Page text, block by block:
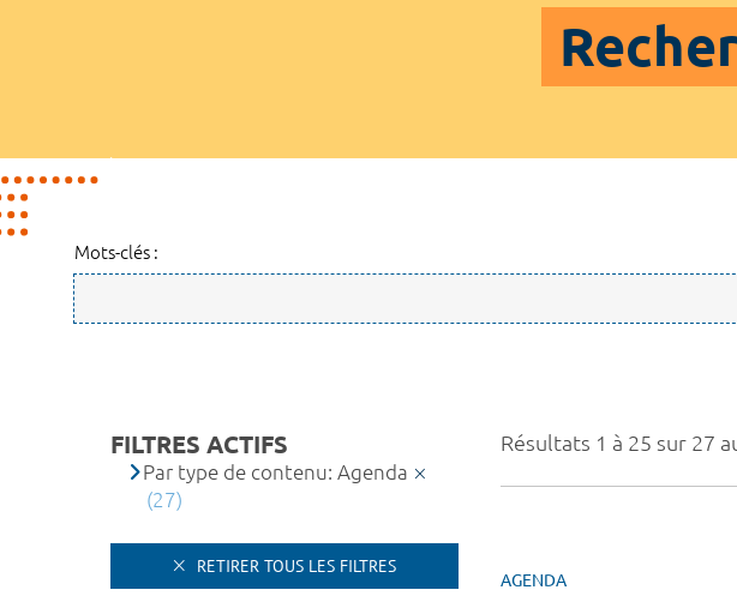
Mots-clés :
Résultats 1 à 25 sur 27
AGENDA
FILTRES ACTIFS
Par type de contenu: Agenda
(27)
RETIRER TOUS LES FILTRES